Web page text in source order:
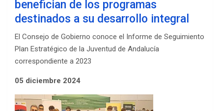
benefician de los programas
destinados a su desarrollo integral
El Consejo de Gobierno conoce el Informe de Seguimiento
Plan Estratégico de la Juventud de Andalucía
correspondiente a 2023
05 diciembre 2024